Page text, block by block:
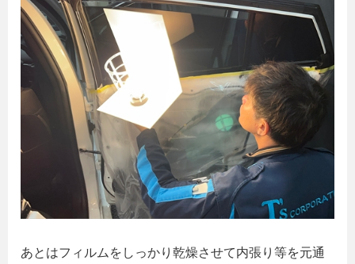
あとはフィルムをしっかり乾燥させて内張り等を元通